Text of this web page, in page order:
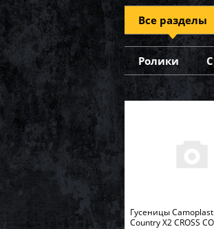
Все разделы
Ролики
Гусеницы
Country X2 CROSS